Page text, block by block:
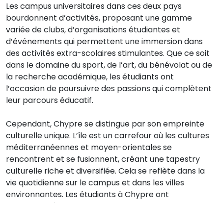
Les campus universitaires dans ces deux pays
bourdonnent d’activités, proposant une gamme
variée de clubs, d’organisations étudiantes et
d’événements qui permettent une immersion dans
des activités extra-scolaires stimulantes. Que ce soit
dans le domaine du sport, de l’art, du bénévolat ou de
la recherche académique, les étudiants ont
l’occasion de poursuivre des passions qui complètent
leur parcours éducatif.
Cependant, Chypre se distingue par son empreinte
culturelle unique. L’île est un carrefour où les cultures
méditerranéennes et moyen-orientales se
rencontrent et se fusionnent, créant une tapestry
culturelle riche et diversifiée. Cela se reflète dans la
vie quotidienne sur le campus et dans les villes
environnantes. Les étudiants à Chypre ont